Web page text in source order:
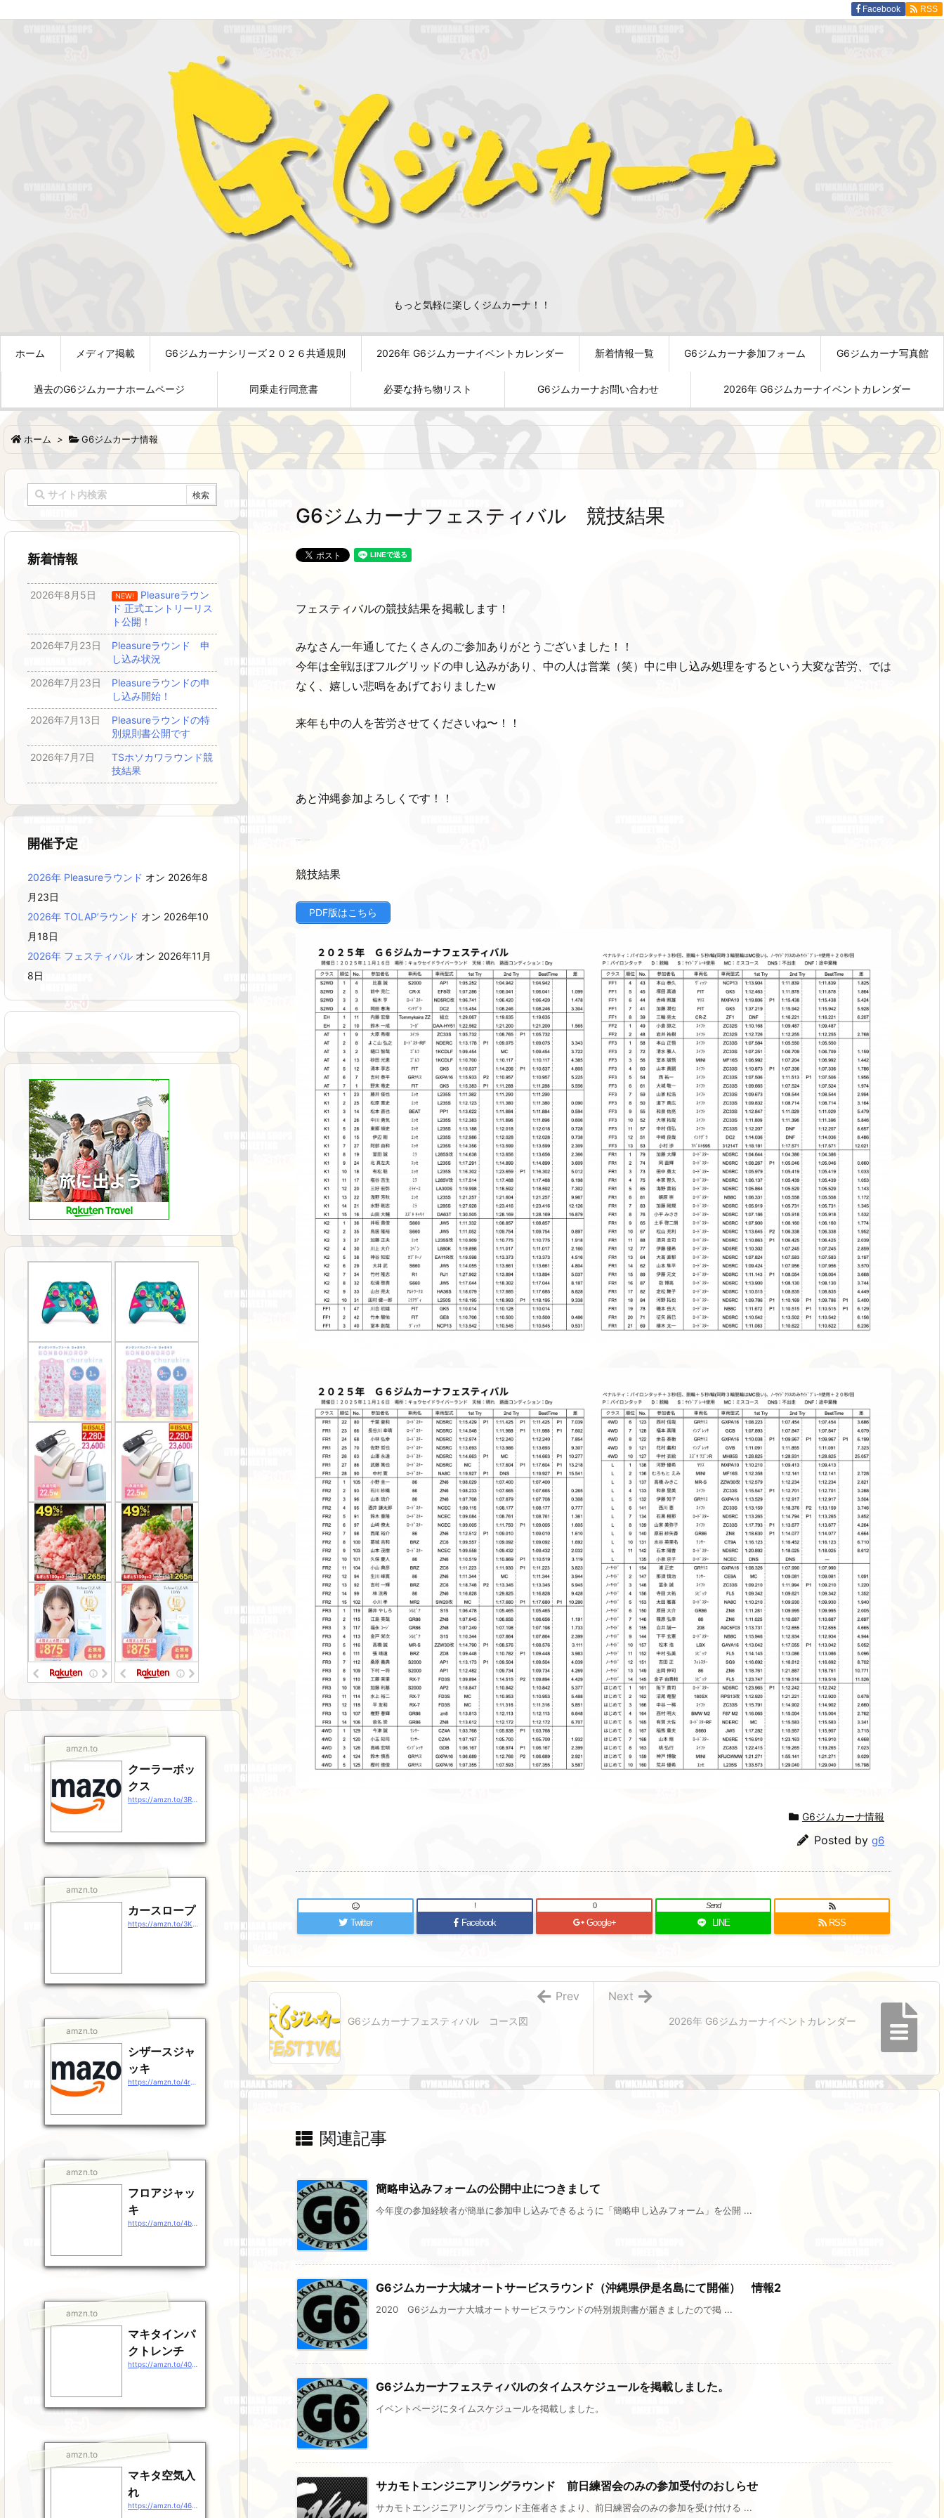
もっと気軽に楽しくジムカーナ！！
ホーム メディア掲載 G6ジムカーナシリーズ２０２６共通規則 2026年 G6ジムカーナイベントカレンダー 新着情報一覧 G6ジムカーナ参加フォーム G6ジムカーナ写真館
過去のG6ジムカーナホームページ 同乗走行同意書 必要な持ち物リスト G6ジムカーナお問い合わせ 2026年 G6ジムカーナイベントカレンダー
Facebook RSS
ホーム > G6ジムカーナ情報
G6ジムカーナフェスティバル 競技結果
フェスティバルの競技結果を掲載します！
みなさん一年通してたくさんのご参加ありがとうございました！！
今年は全戦ほぼフルグリッドの申し込みがあり、中の人は営業（笑）中に申し込み処理をするという大変な苦労、では
なく、嬉しい悲鳴をあげておりましたw
来年も中の人を苦労させてくださいね〜！！
あと沖縄参加よろしくです！！
競技結果
PDF版はこちら
G6ジムカーナ情報
Posted by g6
Twitter Facebook
!
Google+
0
LINE
Send
RSS
2026年 G6ジムカーナイベントカレンダー
Next
G6ジムカーナフェスティバル コース図
Prev
関連記事
簡略申込みフォームの公開中止につきまして
今年度の参加経験者が簡単に参加申し込みできるように「簡略申し込みフォーム」を公開 ...
G6ジムカーナ大城オートサービスラウンド（沖縄県伊是名島にて開催） 情報2
2020 G6ジムカーナ大城オートサービスラウンドの特別規則書が届きましたので掲 ...
G6ジムカーナフェスティバルのタイムスケジュールを掲載しました。
イベントページにタイムスケジュールを掲載しました。
サカモトエンジニアリングラウンド 前日練習会のみの参加受付のおしらせ
サカモトエンジニアリングラウンド主催者さまより、前日練習会のみの参加を受け付ける ...
新着情報
2026年8月5日 NEW! Pleasureラウン
ド 正式エントリーリス
ト公開！
2026年7月23日
Pleasureラウンド 申
し込み状況
2026年7月23日
Pleasureラウンドの申
し込み開始！
2026年7月13日
Pleasureラウンドの特
別規則書公開です
2026年7月7日
TSホソカワラウンド競
技結果
開催予定
2026年 Pleasureラウンド オン 2026年8
月23日
2026年 TOLAP’ラウンド オン 2026年10
月18日
2026年 フェスティバル オン 2026年11月
8日
amzn.to
クーラーボッ
クス
amzn.to
カースロープ
amzn.to
シザースジャ
ッキ
amzn.to
フロアジャッ
キ
amzn.to
マキタインパ
クトレンチ
amzn.to
マキタ空気入
れ